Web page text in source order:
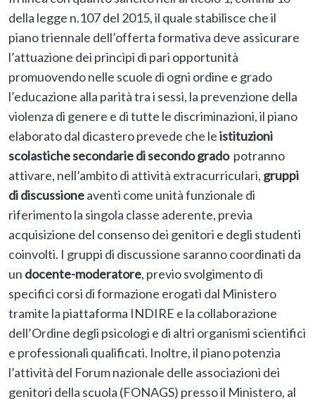
della legge n.107 del 2015, il quale stabilisce che il
piano triennale dell’offerta formativa deve assicurare
l’attuazione dei princìpi di pari opportunità
promuovendo nelle scuole di ogni ordine e grado
l’educazione alla parità tra i sessi, la prevenzione della
violenza di genere e di tutte le discriminazioni, il piano
elaborato dal dicastero prevede che leistituzioni
scolastiche secondarie di secondo grado potranno
attivare, nell’ambito di attività extracurriculari, gruppi
di discussioneaventi come unità funzionale di
riferimento la singola classe aderente, previa
acquisizione del consenso dei genitori e degli studenti
coinvolti. I gruppi di discussione saranno coordinati da
un docente-moderatore, previo svolgimento di
specifici corsi di formazione erogati dal Ministero
tramite la piattaforma INDIRE e la collaborazione
dell’Ordine degli psicologi e di altri organismi scientifici
e professionali qualificati. Inoltre, il piano potenzia
l’attività del Forum nazionale delle associazioni dei
genitori della scuola (FONAGS) presso il Ministero, al